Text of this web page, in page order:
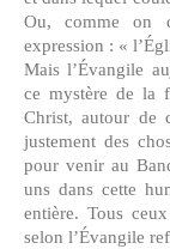
Ou, comme on
expression : «
Mais l’Évangile
ce mystère de la
Christ, autour de
justement des
pour venir au
uns dans cette
entière. Tous
selon l’Évangile